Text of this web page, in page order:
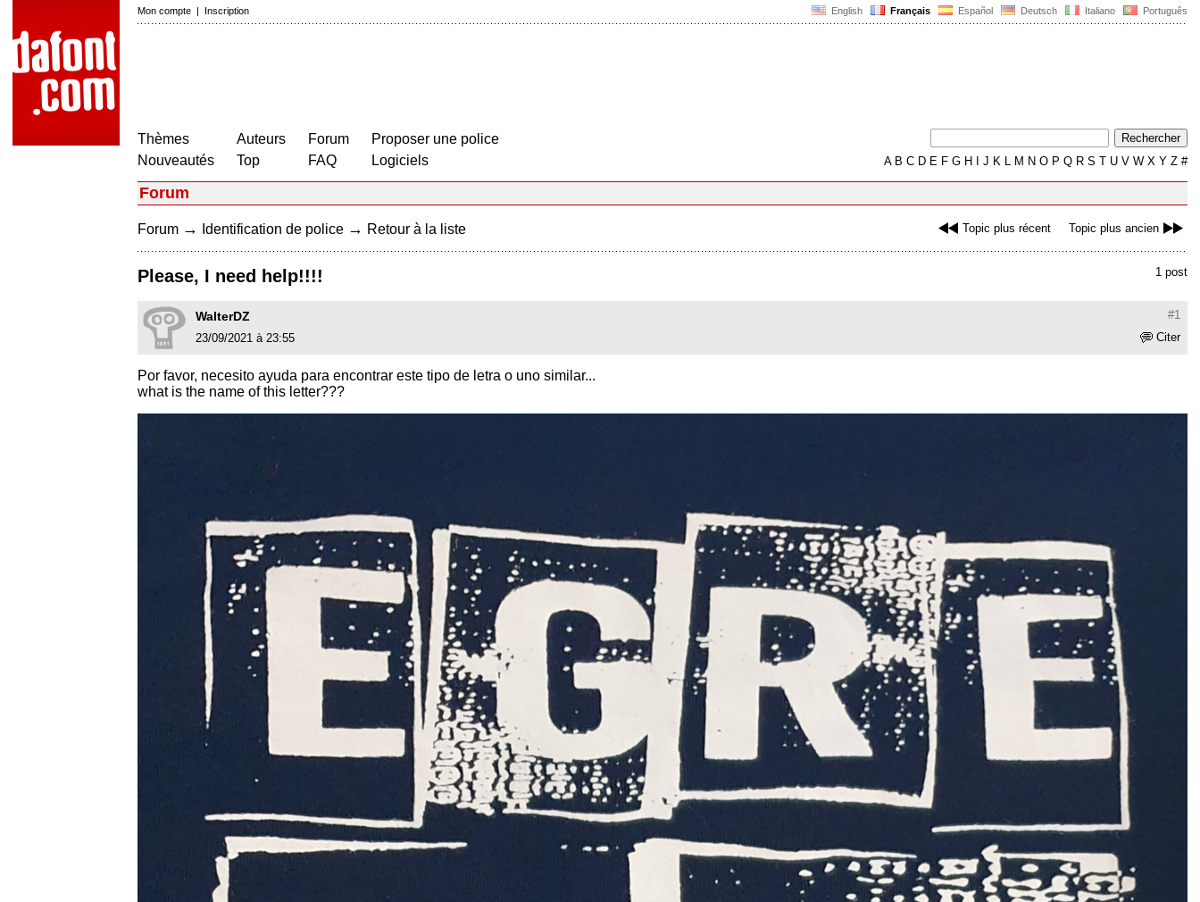
English Français Español Deutsch Italiano Português
Mon compte | Inscription
Thèmes
Nouveautés
Auteurs
Top
Forum
FAQ
Proposer une police
Logiciels
AB C D E F G H J K L M N O P Q R S T U V W X Y Z #
Forum
Topic plus récent Topic plus ancien
Forum → Identification de police → Retour à la liste
1 post
Please, I need help!!!!
#1
WalterDZ
Citer
23/09/2021 à 23:55
Por favor, necesito ayuda para encontrar este tipo de letra o uno similar...
what is the name of this letter???